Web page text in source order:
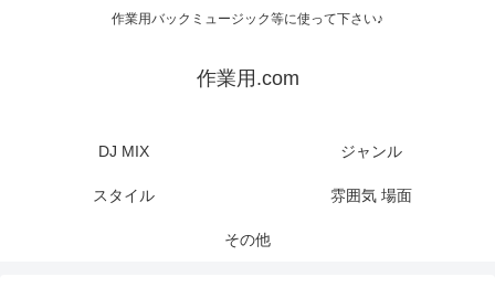
作業用バックミュージック等に使って下さい♪
作業用.com
DJ MIX ジャンル
スタイル 雰囲気 場面
その他